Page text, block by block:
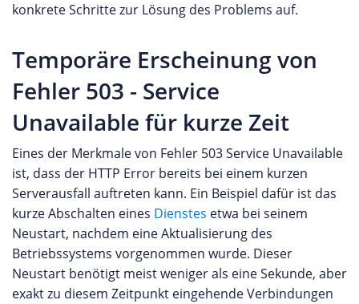
konkrete Schritte zur Lösung des Problems auf.
Temporäre Erscheinung von
Fehler 503 - Service
Unavailable für kurze Zeit
Eines der Merkmale von Fehler 503 Service Unavailable
ist, dass der HTTP Error bereits bei einem kurzen
Serverausfall auftreten kann. Ein Beispiel dafür ist das
kurze Abschalten eines Dienstes etwa bei seinem
Neustart, nachdem eine Aktualisierung des
Betriebssystems vorgenommen wurde. Dieser
Neustart benötigt meist weniger als eine Sekunde, aber
exakt zu diesem Zeitpunkt eingehende Verbindungen